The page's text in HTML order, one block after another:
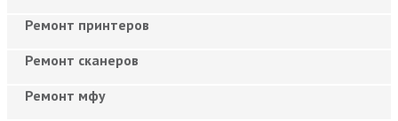
Ремонт принтеров
Ремонт сканеров
Ремонт мфу